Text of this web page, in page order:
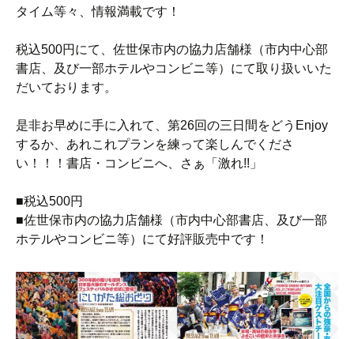
タイム等々、情報満載です！
税込500円にて、佐世保市内の協力店舗様（市内中心部
書店、及び一部ホテルやコンビニ等）にて取り扱いいた
だいております。
是非お早めに手に入れて、第26回の三日間をどうEnjoy
するか、あれこれプランを練って楽しんでくださ
い！！！書店・コンビニへ、さぁ「激れ!!」
■税込500円
■佐世保市内の協力店舗様（市内中心部書店、及び一部
ホテルやコンビニ等）にて好評販売中です！